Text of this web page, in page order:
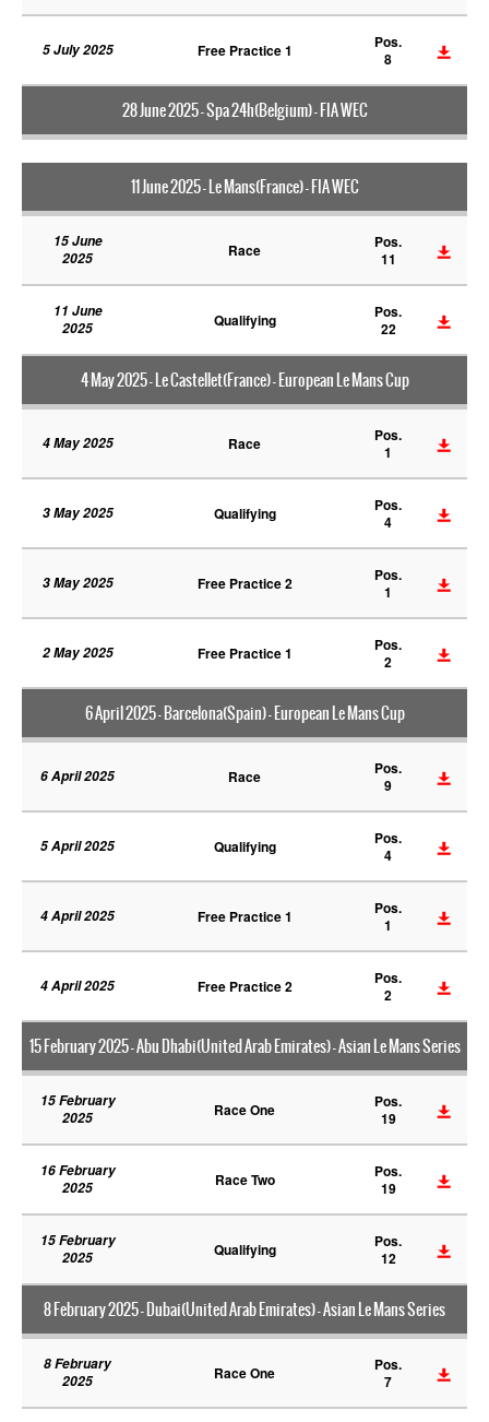
5 July 2025 Free Practice 1
Pos.
8
28 June 2025 - Spa 24h(Belgium) - FIA WEC
11 June 2025 - Le Mans(France) - FIA WEC
15 June
2025
Race
Pos.
11
11 June
2025
Qualifying
Pos.
22
4 May 2025 - Le Castellet(France) - European Le Mans Cup
4 May 2025 Race
Pos.
1
3 May 2025 Qualifying
Pos.
4
3 May 2025 Free Practice 2
Pos.
1
2 May 2025 Free Practice 1
Pos.
2
6 April 2025 - Barcelona(Spain) - European Le Mans Cup
6 April 2025 Race
Pos.
9
5 April 2025 Qualifying
Pos.
4
4 April 2025 Free Practice 1
Pos.
1
4 April 2025 Free Practice 2
Pos.
2
15 February 2025 - Abu Dhabi(United Arab Emirates) - Asian Le Mans Series
15 February
2025
Race One
Pos.
19
16 February
2025
Race Two
Pos.
19
15 February
2025
Qualifying
Pos.
12
8 February 2025 - Dubai(United Arab Emirates) - Asian Le Mans Series
8 February
2025
Race One
Pos.
7